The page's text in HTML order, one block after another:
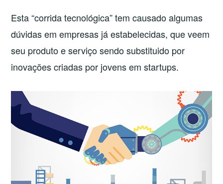
Esta “corrida tecnológica” tem causado algumas
dúvidas em empresas já estabelecidas, que veem
seu produto e serviço sendo substituido por
inovações criadas por jovens em startups.